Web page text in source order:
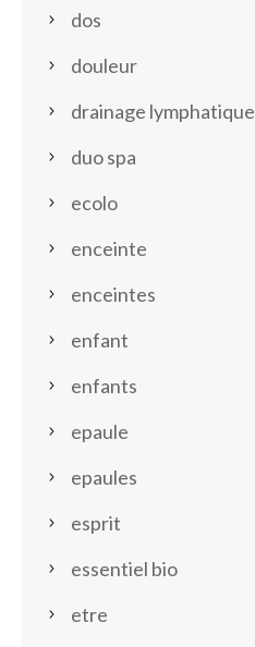
dos
douleur
drainage lymphatique
duo spa
ecolo
enceinte
enceintes
enfant
enfants
epaule
epaules
esprit
essentiel bio
etre